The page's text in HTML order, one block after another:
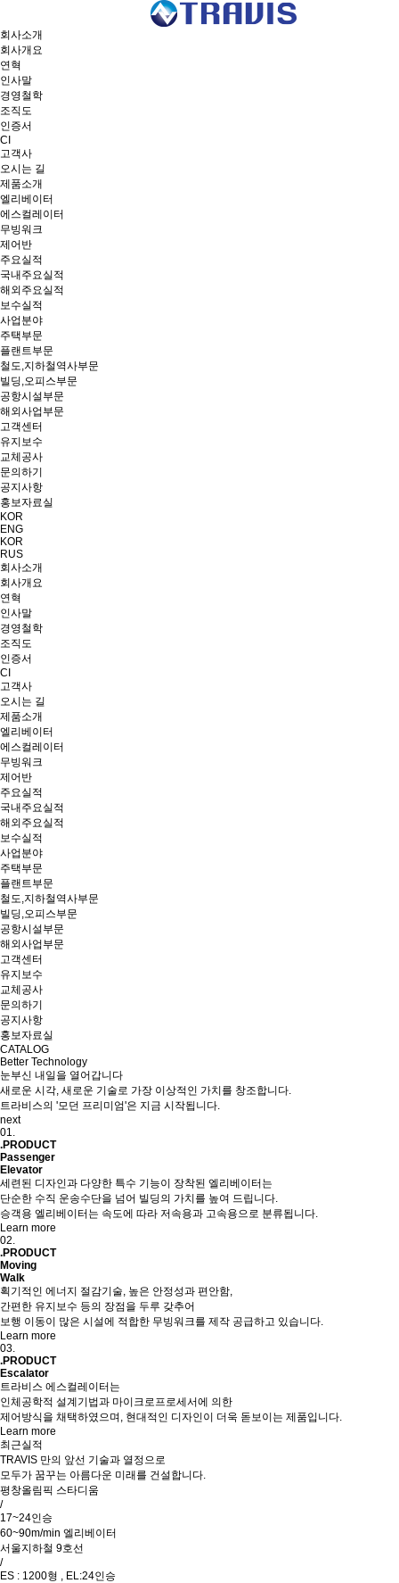
회사소개
회사개요
연혁
인사말
경영철학
조직도
인증서
CI
고객사
오시는 길
제품소개
엘리베이터
에스컬레이터
무빙워크
제어반
주요실적
국내주요실적
해외주요실적
보수실적
사업분야
주택부문
플랜트부문
철도,지하철역사부문
빌딩,오피스부문
공항시설부문
해외사업부문
고객센터
유지보수
교체공사
문의하기
공지사항
홍보자료실
KOR
ENG
KOR
RUS
회사소개
회사개요
연혁
인사말
경영철학
조직도
인증서
CI
고객사
오시는 길
제품소개
엘리베이터
에스컬레이터
무빙워크
제어반
주요실적
국내주요실적
해외주요실적
보수실적
사업분야
주택부문
플랜트부문
철도,지하철역사부문
빌딩,오피스부문
공항시설부문
해외사업부문
고객센터
유지보수
교체공사
문의하기
공지사항
홍보자료실
CATALOG
Better Technology
눈부신 내일을 열어갑니다
새로운 시각, 새로운 기술로 가장 이상적인 가치를 창조합니다.
트라비스의 '모던 프리미엄'은 지금 시작됩니다.
next
01.
.PRODUCT
Passenger
Elevator
세련된 디자인과 다양한 특수 기능이 장착된 엘리베이터는
단순한 수직 운송수단을 넘어 빌딩의 가치를 높여 드립니다.
승객용 엘리베이터는 속도에 따라 저속용과 고속용으로 분류됩니다.
Learn more
02.
.PRODUCT
Moving
Walk
획기적인 에너지 절감기술, 높은 안정성과 편안함,
간편한 유지보수 등의 장점을 두루 갖추어
보행 이동이 많은 시설에 적합한 무빙워크를 제작 공급하고 있습니다.
Learn more
03.
.PRODUCT
Escalator
트라비스 에스컬레이터는
인체공학적 설계기법과 마이크로프로세서에 의한
제어방식을 채택하였으며, 현대적인 디자인이 더욱 돋보이는 제품입니다.
Learn more
최근실적
TRAVIS 만의 앞선 기술과 열정으로
모두가 꿈꾸는 아름다운 미래를 건설합니다.
평창올림픽 스타디움
/
17~24인승
60~90m/min 엘리베이터
서울지하철 9호선
/
ES : 1200형 , EL:24인승